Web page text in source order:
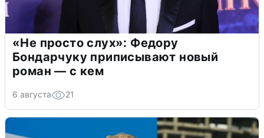
«Не просто слух»: Федору
Бондарчуку приписывают новый
роман — с кем
6 августа 21